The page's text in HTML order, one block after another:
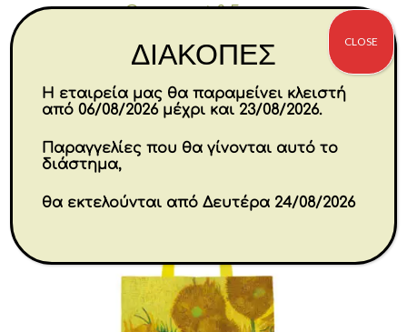
Ornament 8,5 cm
€ 22.40
Original
price
was:
€22.40.
€ 17.92Η
τρέχουσα
τιμή
είναι:
Αγορά
ΔΙΑΚΟΠΕΣ
Η εταιρεία μας θα παραμείνει κλειστή
από 06/08/2026 μέχρι και 23/08/2026.
Παραγγελίες που θα γίνονται αυτό το
διάστημα,
θα εκτελούνται από Δευτέρα 24/08/2026
CLOSE